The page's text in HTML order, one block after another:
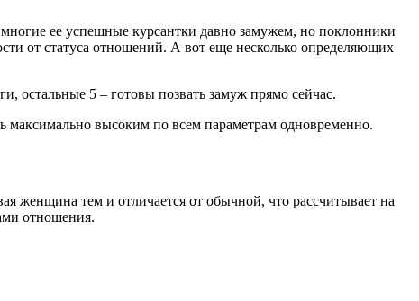
ее успешные курсантки давно замужем, но поклонники
от статуса отношений. А вот еще несколько определяющих
остальные 5 – готовы позвать замуж прямо сейчас.
максимально высоким по всем параметрам одновременно.
женщина тем и отличается от обычной, что рассчитывает на
отношения.